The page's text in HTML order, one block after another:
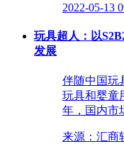
2022-05-13
玩具超人：以
发展
伴随中国玩
玩具和婴童
年，国内市
来源：汇商